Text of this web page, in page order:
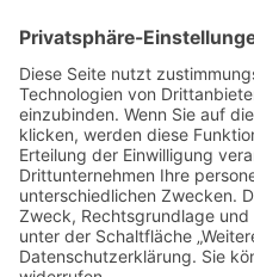
Bescheinigung. Die
Überweisungsträgers
reicht aus, um die
zu machen.